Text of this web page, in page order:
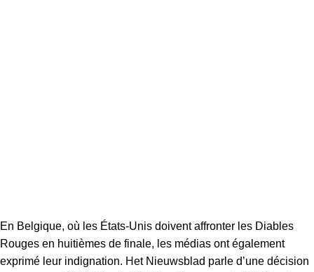
En Belgique, où les États-Unis doivent affronter les Diables
Rouges en huitièmes de finale, les médias ont également
exprimé leur indignation. Het Nieuwsblad parle d’une décision